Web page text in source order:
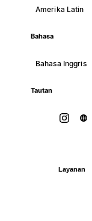
Amerika Latin
Bahasa
Bahasa Inggris
Tautan
Layanan